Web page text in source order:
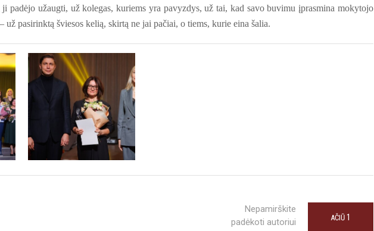
padėjo užaugti, už kolegas, kuriems yra pavyzdys, už tai, kad savo buvimu įprasmina mokytojo
už pasirinktą šviesos kelią, skirtą ne jai pačiai, o tiems, kurie eina šalia.
Nepamirškite
padėkoti autoriui
AČIŪ 1